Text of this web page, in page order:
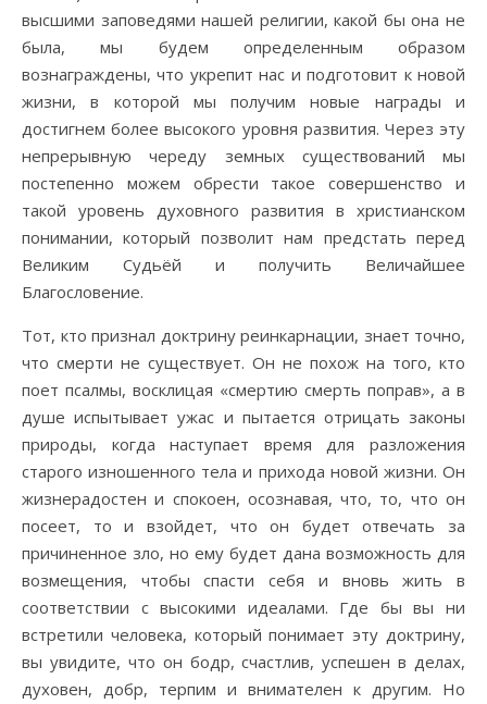
высшими заповедями нашей религии, какой бы она не
была, мы будем определенным образом
вознаграждены, что укрепит нас и подготовит к новой
жизни, в которой мы получим новые награды и
достигнем более высокого уровня развития. Через эту
непрерывную череду земных существований мы
постепенно можем обрести такое совершенство и
такой уровень духовного развития в христианском
понимании, который позволит нам предстать перед
Великим Судьёй и получить Величайшее
Благословение.
Тот, кто признал доктрину реинкарнации, знает точно,
что смерти не существует. Он не похож на того, кто
поет псалмы, восклицая «смертию смерть поправ», а в
душе испытывает ужас и пытается отрицать законы
природы, когда наступает время для разложения
старого изношенного тела и прихода новой жизни. Он
жизнерадостен и спокоен, осознавая, что, то, что он
посеет, то и взойдет, что он будет отвечать за
причиненное зло, но ему будет дана возможность для
возмещения, чтобы спасти себя и вновь жить в
соответствии с высокими идеалами. Где бы вы ни
встретили человека, который понимает эту доктрину,
вы увидите, что он бодр, счастлив, успешен в делах,
духовен, добр, терпим и внимателен к другим. Но